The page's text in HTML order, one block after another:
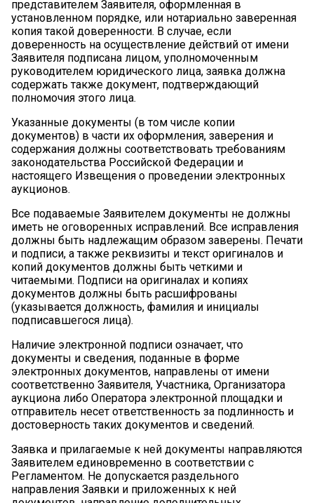
представителем Заявителя, оформленная в
установленном порядке, или нотариально заверенная
копия такой доверенности. В случае, если
доверенность на осуществление действий от имени
Заявителя подписана лицом, уполномоченным
руководителем юридического лица, заявка должна
содержать также документ, подтверждающий
полномочия этого лица.
Указанные документы (в том числе копии
документов) в части их оформления, заверения и
содержания должны соответствовать требованиям
законодательства Российской Федерации и
настоящего Извещения о проведении электронных
аукционов.
Все подаваемые Заявителем документы не должны
иметь не оговоренных исправлений. Все исправления
должны быть надлежащим образом заверены. Печати
и подписи, а также реквизиты и текст оригиналов и
копий документов должны быть четкими и
читаемыми. Подписи на оригиналах и копиях
документов должны быть расшифрованы
(указывается должность, фамилия и инициалы
подписавшегося лица).
Наличие электронной подписи означает, что
документы и сведения, поданные в форме
электронных документов, направлены от имени
соответственно Заявителя, Участника, Организатора
аукциона либо Оператора электронной площадки и
отправитель несет ответственность за подлинность и
достоверность таких документов и сведений.
Заявка и прилагаемые к ней документы направляются
Заявителем единовременно в соответствии с
Регламентом. Не допускается раздельного
направления Заявки и приложенных к ней